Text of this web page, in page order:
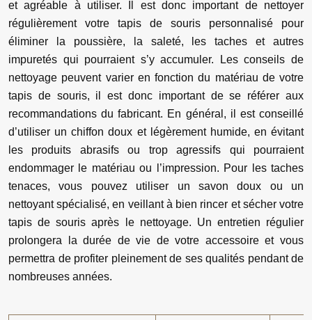
et agréable à utiliser. Il est donc important de nettoyer
régulièrement votre tapis de souris personnalisé pour
éliminer la poussière, la saleté, les taches et autres
impuretés qui pourraient s’y accumuler. Les conseils de
nettoyage peuvent varier en fonction du matériau de votre
tapis de souris, il est donc important de se référer aux
recommandations du fabricant. En général, il est conseillé
d’utiliser un chiffon doux et légèrement humide, en évitant
les produits abrasifs ou trop agressifs qui pourraient
endommager le matériau ou l’impression. Pour les taches
tenaces, vous pouvez utiliser un savon doux ou un
nettoyant spécialisé, en veillant à bien rincer et sécher votre
tapis de souris après le nettoyage. Un entretien régulier
prolongera la durée de vie de votre accessoire et vous
permettra de profiter pleinement de ses qualités pendant de
nombreuses années.